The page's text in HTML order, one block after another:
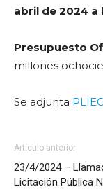
abril de 2024 a
Presupuesto
millones
Se adjunta
Artículo anterior
23/4/2024 –
Licitación Pública